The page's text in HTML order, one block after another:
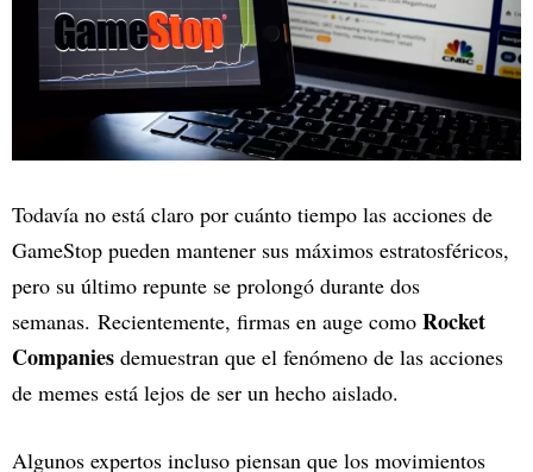
Todavía no está claro por cuánto tiempo las acciones de
GameStop pueden mantener sus máximos estratosféricos,
pero su último repunte se prolongó durante dos
semanas. Recientemente, firmas en auge como Rocket
Companies demuestran que el fenómeno de las acciones
de memes está lejos de ser un hecho aislado.
Algunos expertos incluso piensan que los movimientos